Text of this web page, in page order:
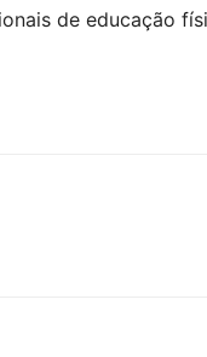
de educação